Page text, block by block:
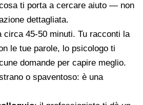
ti porta a cercare aiuto — non
dettagliata.
circa 45-50 minuti. Tu racconti la
le tue parole, lo psicologo ti
domande per capire meglio.
o spaventoso: è una